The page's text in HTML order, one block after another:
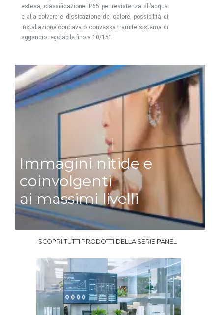
estesa, classificazione IP65 per resistenza all’acqua
e alla polvere e dissipazione del calore, possibilità di
installazione concava o convessa tramite sistema di
aggancio regolabile fino a 10/15°.
|
Immagini nitide e
coinvolgenti
ai massimi livelli
SCOPRI TUTTI PRODOTTI DELLA SERIE PANEL